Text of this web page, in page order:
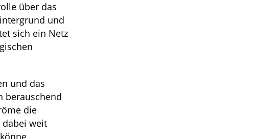
über das
und
sich ein Netz
und das
berauschend
die
dabei weit